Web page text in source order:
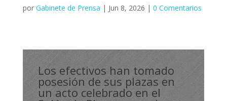
por Gabinete de Prensa | Jun 8, 2026 | 0 Comentarios
Los efectivos han tomado
posesión de sus plazas en
un acto celebrado en el